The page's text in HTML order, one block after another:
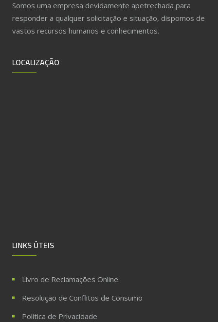
Somos uma empresa devidamente apetrechada para
responder a qualquer solicitação e situação, dispomos de
vastos recursos humanos e conhecimentos.
LOCALIZAÇÃO
LINKS ÚTEIS
Livro de Reclamações Online
Resolução de Conflitos de Consumo
Política de Privacidade